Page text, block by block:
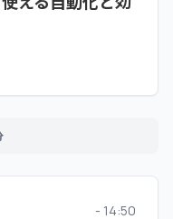
- 14:50
ターエージェン
セラー・大手
- 14:50